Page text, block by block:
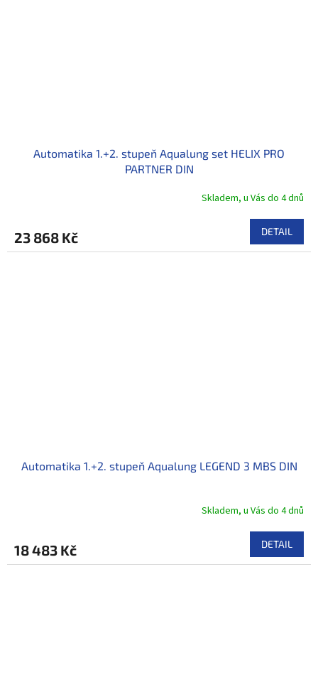
Automatika 1.+2. stupeň Aqualung set HELIX PRO
PARTNER DIN
Skladem, u Vás do 4 dnů
23 868 Kč DETAIL
Automatika 1.+2. stupeň Aqualung LEGEND 3 MBS DIN
Skladem, u Vás do 4 dnů
18 483 Kč DETAIL